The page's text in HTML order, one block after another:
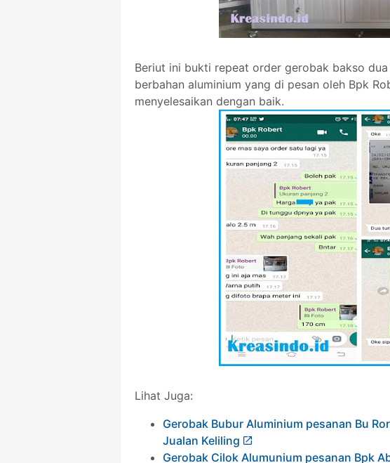
Beriut ini bukti repeat order gerobak bakso
berbahan aluminium yang di pesan oleh Bpk
menyelesaikan dengan baik.
Lihat Juga:
Gerobak Bubur Aluminium pesanan Bu
Jualan Keliling
Gerobak Cilok Alumunium pesanan Bpk